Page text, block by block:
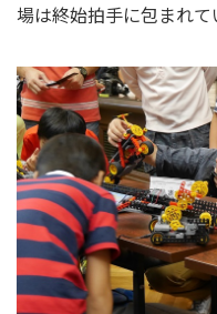
場は終始拍手に包まれて